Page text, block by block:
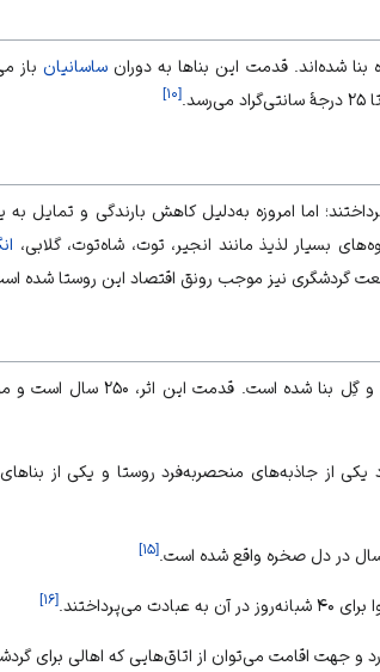
شده‌اند. قدمت این بناها به دورانساسانیان باز
[۱۰]
اما امروزه به‌دلیل کاهش بارندگی و تمایل به
بسیار لذیذ مانند انجیر، توت، شاه‌توت،گلابی،
گردشگری نیز موجب رونق اقتصاد این روستا شده
قلعه تمین؛ قلعهٔ تمین بر روی صخرهٔ
[۱۵]
[۱۶]
جهت اقامت می‌توان از اتاق‌هایی که اهالی برای